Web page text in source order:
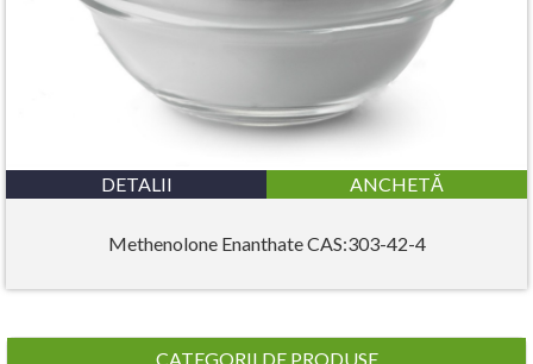
DETALII ANCHETĂ
Methenolone Enanthate CAS:303-42-4
CATEGORII DE PRODUSE